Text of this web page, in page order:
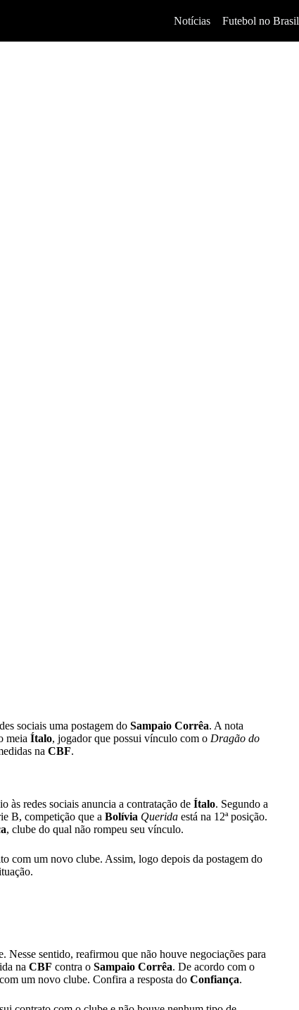
Notícias Futebol no Brasil
sociais uma postagem do Sampaio Corrêa. A nota
meia Ítalo, jogador que possui vínculo com o Dragão do
na CBF.
às redes sociais anuncia a contratação de Ítalo. Segundo a
B, competição que a Bolívia Querida está na 12ª posição.
, clube do qual não rompeu seu vínculo.
com um novo clube. Assim, logo depois da postagem do
Nesse sentido, reafirmou que não houve negociações para
na CBF contra o Sampaio Corrêa. De acordo com o
um novo clube. Confira a resposta do Confiança.